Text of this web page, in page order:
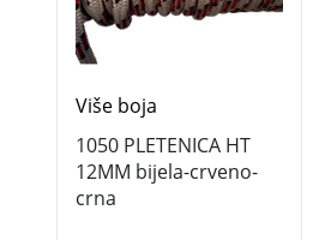
Više boja
1050 PLETENICA HT
12MM bijela-crveno-
crna